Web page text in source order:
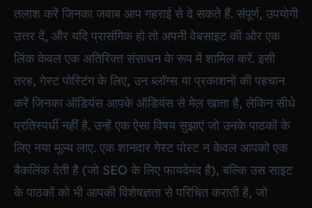
तलाश करें जिनका जवाब आप गहराई से दे सकते हैं. संपूर्ण, उपयोगी
उत्तर दें, और यदि प्रासंगिक हो तो अपनी वेबसाइट की ओर एक
लिंक केवल एक अतिरिक्त संसाधन के रूप में शामिल करें. इसी
तरह, गेस्ट पोस्टिंग के लिए, उन ब्लॉग्स या प्रकाशनों की पहचान
करें जिनका ऑडियंस आपके ऑडियंस से मेल खाता है, लेकिन सीधे
प्रतिस्पर्धी नहीं है. उन्हें एक ऐसा विषय सुझाएं जो उनके पाठकों के
लिए नया मूल्य लाए. एक शानदार गेस्ट पोस्ट न केवल आपको एक
बैकलिंक देती है (जो SEO के लिए फायदेमंद है), बल्कि उस साइट
के पाठकों को भी आपकी विशेषज्ञता से परिचित कराती है, जो